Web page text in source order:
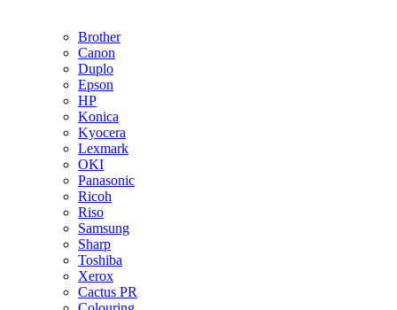
Brother
Canon
Duplo
Epson
HP
Konica
Kyocera
Lexmark
OKI
Panasonic
Ricoh
Riso
Samsung
Sharp
Toshiba
Xerox
Cactus PR